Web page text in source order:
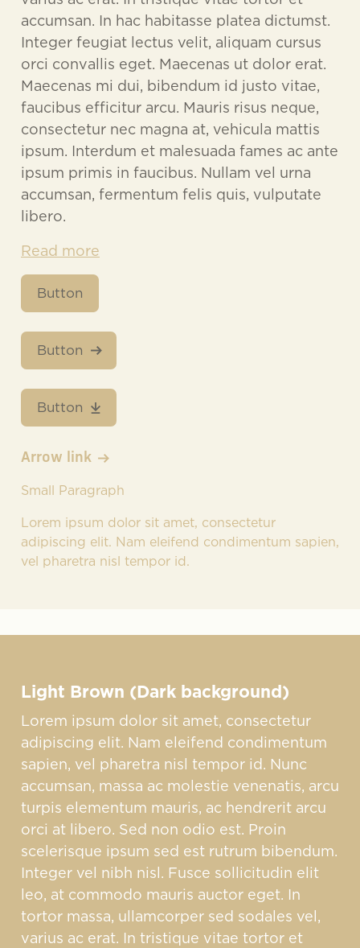
accumsan. In hac habitasse platea dictumst.
Integer feugiat lectus velit, aliquam cursus
orci convallis eget. Maecenas ut dolor erat.
Maecenas mi dui, bibendum id justo vitae,
faucibus efficitur arcu. Mauris risus neque,
consectetur nec magna at, vehicula mattis
ipsum. Interdum et malesuada fames ac ante
ipsum primis in faucibus. Nullam vel urna
accumsan, fermentum felis quis, vulputate
libero.
Read more
Button
Button
Button
Arrow link
Small Paragraph
Lorem ipsum dolor sit amet, consectetur
adipiscing elit. Nam eleifend condimentum sapien,
vel pharetra nisl tempor id.
Light Brown (Dark background)
Lorem ipsum dolor sit amet, consectetur
adipiscing elit. Nam eleifend condimentum
sapien, vel pharetra nisl tempor id. Nunc
accumsan, massa ac molestie venenatis, arcu
turpis elementum mauris, ac hendrerit arcu
orci at libero. Sed non odio est. Proin
scelerisque ipsum sed est rutrum bibendum.
Integer vel nibh nisl. Fusce sollicitudin elit
leo, at commodo mauris auctor eget. In
tortor massa, ullamcorper sed sodales vel,
varius ac erat. In tristique vitae tortor et